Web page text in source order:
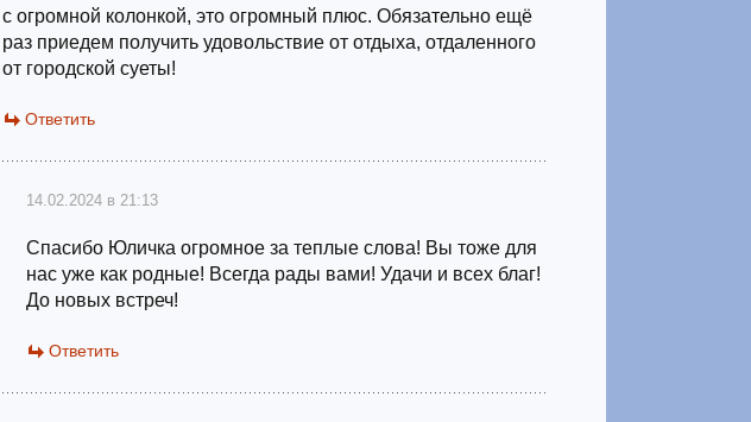
с огромной колонкой, это огромный плюс. Обязательно ещё
раз приедем получить удовольствие от отдыха, отдаленного
от городской суеты!
Ответить
14.02.2024 в 21:13
Спасибо Юличка огромное за теплые слова! Вы тоже для
нас уже как родные! Всегда рады вами! Удачи и всех благ!
До новых встреч!
Ответить